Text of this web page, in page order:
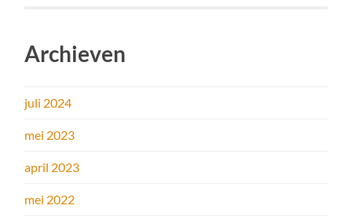
Archieven
juli 2024
mei 2023
april 2023
mei 2022